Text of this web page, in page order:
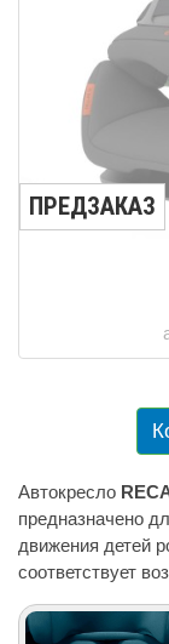
ПРЕДЗАКАЗ
Автокресло
предназначено
движения детей
соответствует